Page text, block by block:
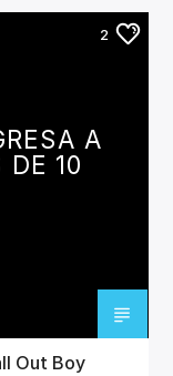
2
A
DE 10
Out Boy